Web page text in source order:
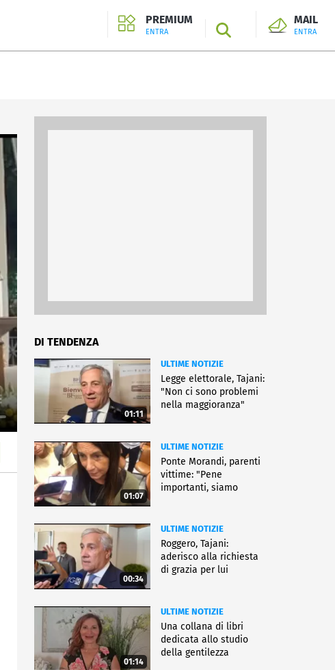
PREMIUM
ENTRA SEARCH
MAIL
ENTRA
DI TENDENZA
01:11
ULTIME NOTIZIE
Legge elettorale, Tajani:
"Non ci sono problemi
nella maggioranza"
01:07
ULTIME NOTIZIE
Ponte Morandi, parenti
vittime: "Pene
importanti, siamo
00:34
ULTIME NOTIZIE
Roggero, Tajani:
aderisco alla richiesta
di grazia per lui
01:14
ULTIME NOTIZIE
Una collana di libri
dedicata allo studio
della gentilezza